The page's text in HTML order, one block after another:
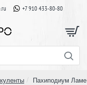
+7 910 433-80-80
Пахиподиум